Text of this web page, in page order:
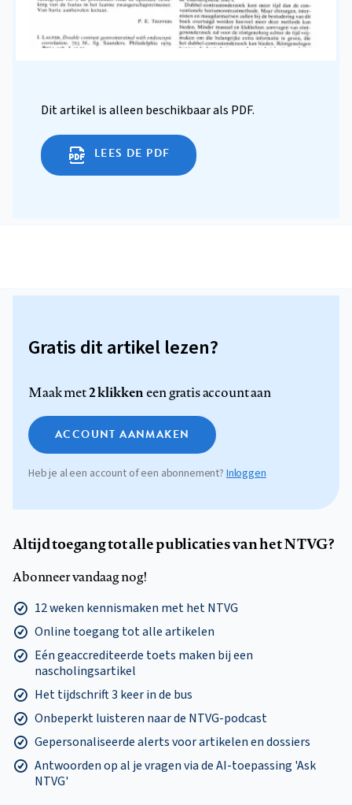
Dit artikel is alleen beschikbaar als PDF.
LEES DE PDF
Gratis dit artikel lezen?
Maak met2 klikkeneen gratis account aan
ACCOUNT AANMAKEN
Heb je al een account of een abonnement? Inloggen
Altijd toegang tot alle publicaties van het NTVG?
Abonneer vandaag nog!
12 weken kennismaken met het NTVG
Online toegang tot alle artikelen
Eén geaccrediteerde toets maken bij een
nascholingsartikel
Het tijdschrift 3 keer in de bus
Onbeperkt luisteren naar de NTVG-podcast
Gepersonaliseerde alerts voor artikelen en dossiers
Antwoorden op al je vragen via de AI-toepassing 'Ask
NTVG'